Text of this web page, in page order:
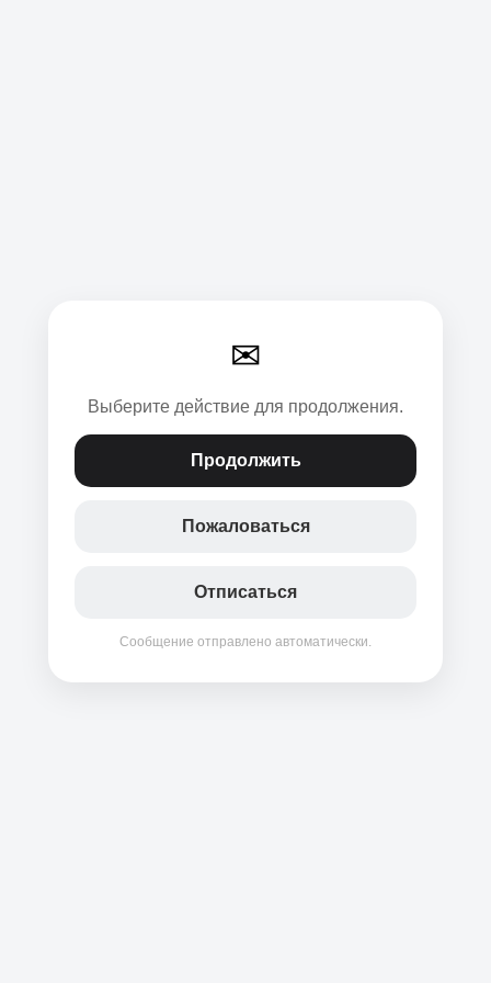
✉
Выберите действие для продолжения.
Продолжить
Пожаловаться
Отписаться
Сообщение отправлено автоматически.